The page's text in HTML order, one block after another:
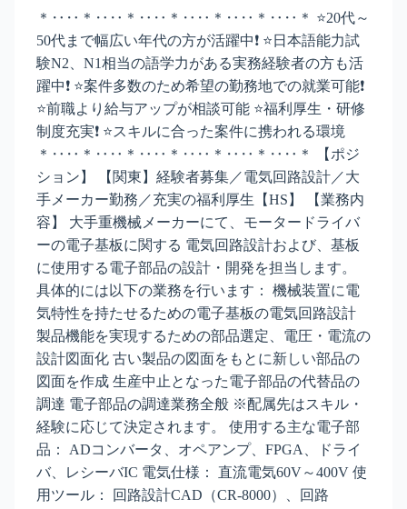
＊‥‥＊‥‥＊‥‥＊‥‥＊‥‥＊‥‥＊ ⭐20代～
50代まで幅広い年代の方が活躍中❗ ⭐日本語能力試
験N2、N1相当の語学力がある実務経験者の方も活
躍中❗ ⭐案件多数のため希望の勤務地での就業可能❗
⭐前職より給与アップが相談可能 ⭐福利厚生・研修
制度充実❗ ⭐スキルに合った案件に携われる環境
＊‥‥＊‥‥＊‥‥＊‥‥＊‥‥＊‥‥＊ 【ポジ
ション】 【関東】経験者募集／電気回路設計／大
手メーカー勤務／充実の福利厚生【HS】 【業務内
容】 大手重機械メーカーにて、モータードライバ
ーの電子基板に関する 電気回路設計および、基板
に使用する電子部品の設計・開発を担当します。
具体的には以下の業務を行います： 機械装置に電
気特性を持たせるための電子基板の電気回路設計
製品機能を実現するための部品選定、電圧・電流の
設計図面化 古い製品の図面をもとに新しい部品の
図面を作成 生産中止となった電子部品の代替品の
調達 電子部品の調達業務全般 ※配属先はスキル・
経験に応じて決定されます。 使用する主な電子部
品： ADコンバータ、オペアンプ、FPGA、ドライ
バ、レシーバIC 電気仕様： 直流電気60V～400V 使
用ツール： 回路設計CAD（CR-8000）、回路